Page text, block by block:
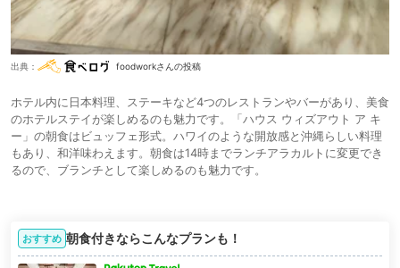
出典： foodworkさんの投稿
ホテル内に日本料理、ステーキなど4つのレストランやバーがあり、美食
のホテルステイが楽しめるのも魅力です。「ハウス ウィズアウト ア キ
ー」の朝食はビュッフェ形式。ハワイのような開放感と沖縄らしい料理
もあり、和洋味わえます。朝食は14時までランチアラカルトに変更でき
るので、ブランチとして楽しめるのも魅力です。
おすすめ 朝食付きならこんなプランも！